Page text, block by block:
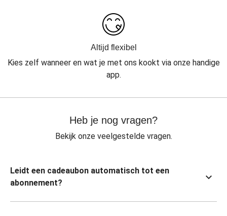
Altijd flexibel
Kies zelf wanneer en wat je met ons kookt via onze handige
app.
Heb je nog vragen?
Bekijk onze veelgestelde vragen.
Leidt een cadeaubon automatisch tot een
abonnement?